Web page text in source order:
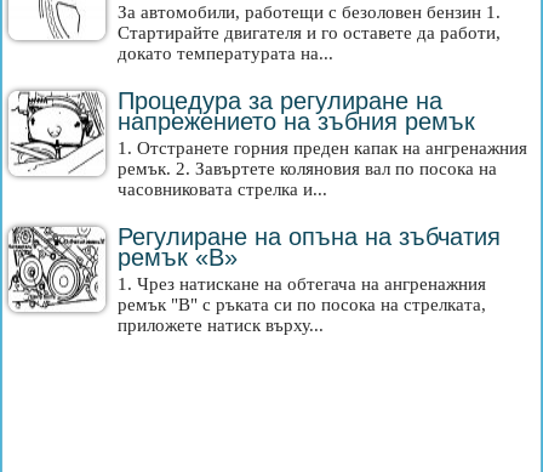
За автомобили, работещи с безоловен бензин 1.
Стартирайте двигателя и го оставете да работи,
докато температурата на...
Процедура за регулиране на
напрежението на зъбния ремък
1. Отстранете горния преден капак на ангренажния
ремък. 2. Завъртете коляновия вал по посока на
часовниковата стрелка и...
Регулиране на опъна на зъбчатия
ремък «B»
1. Чрез натискане на обтегача на ангренажния
ремък "B" с ръката си по посока на стрелката,
приложете натиск върху...